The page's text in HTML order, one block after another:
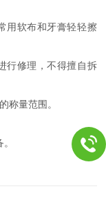
软布和牙膏轻轻擦
修理，不得擅自拆
量范围。